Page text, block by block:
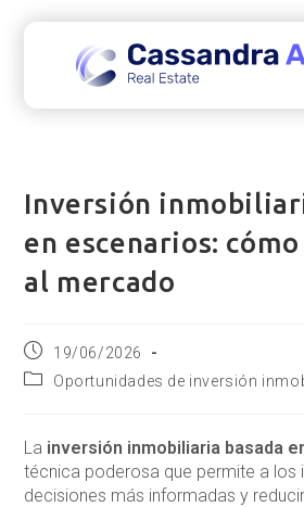
Inversión
en escenarios:
al mercado
Publicación
de
la
19/06/2026
Categoría
entrada:
Oportunidades de inversión
La inversión inmobiliaria basada
técnica poderosa que permite a los
decisiones más informadas y